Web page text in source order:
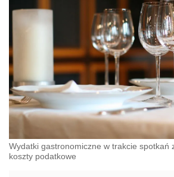
Wydatki gastronomiczne w trakcie spotkań
koszty podatkowe